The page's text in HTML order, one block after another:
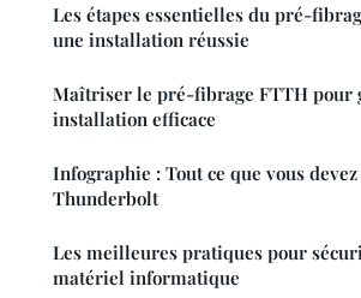
Les étapes essentielles du pré-
une installation réussie
Maîtriser le pré-fibrage FTTH pour
installation efficace
Infographie : Tout ce que vous
Thunderbolt
Les meilleures pratiques pour
matériel informatique